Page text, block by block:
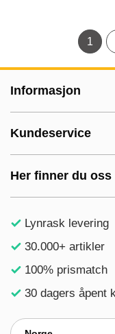
1
Informasjon
Kundeservice
Her finner du oss
Lynrask levering
30.000+ artikler
100% prismatch
30 dagers åpent